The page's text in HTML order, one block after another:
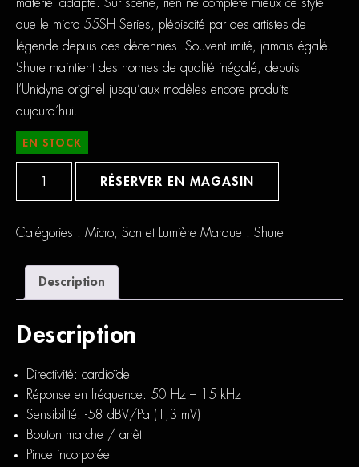
matériel adapté. Sur scène, rien ne complète mieux ce style
que le micro 55SH Series, plébiscité par des artistes de
légende depuis des décennies. Souvent imité, jamais égalé.
Shure maintient des normes de qualité inégalé, depuis
l’Unidyne originel jusqu’aux modèles encore produits
aujourd’hui.
EN STOCK
RÉSERVER EN MAGASIN
Catégories : Micro Son et Lumière Marque : Shure
Description
Description
Directivité: cardioïde
Réponse en fréquence: 50 Hz – 15 kHz
Sensibilité: -58 dBV/Pa (1,3 mV)
Bouton marche / arrêt
Pince incorporée